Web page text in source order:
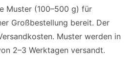
Muster (100–500 g) für
Großbestellung bereit. Der
Muster werden in
2–3 Werktagen versandt.